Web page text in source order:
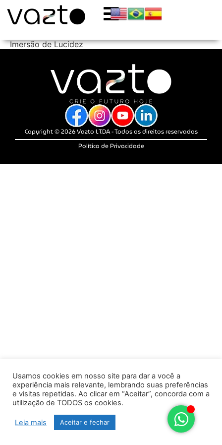
Imersão de Lucidez
Copyright © 2026 Vazto LTDA - Todos os direitos reservados
Política de Privacidade
Usamos cookies em nosso site para dar a você a
experiência mais relevante, lembrando suas preferências
e visitas repetidas. Ao clicar em “Aceitar”, concorda com a
utilização de TODOS os cookies.
Leia mais Aceitar e fechar